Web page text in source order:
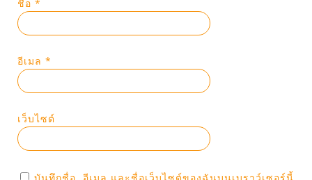
ชื่อ *
อีเมล *
เว็บไซต์